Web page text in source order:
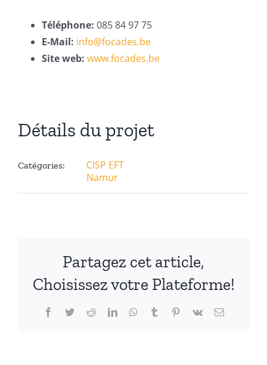
Téléphone: 085 84 97 75
E-Mail: info@focades.be
Site web: www.focades.be
Détails du projet
Catégories:
CISP EFT
Namur
Partagez cet article,
Choisissez votre Plateforme!
Facebook
TwitterRedditLinkedInWhatsApp
TumblrPinterest
Vk Email